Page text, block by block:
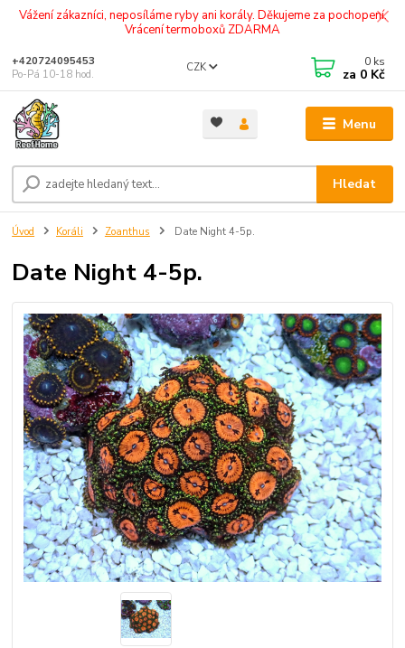
Vážení zákazníci, neposíláme ryby ani korály. Děkujeme za pochopení.
Vrácení termoboxů ZDARMA
Menu
CZK
Hledat
+420724095453
Po-Pá 10-18 hod.
0 ks
za 0 Kč
Úvod Koráli Zoanthus Date Night 4-5p.
Date Night 4-5p.